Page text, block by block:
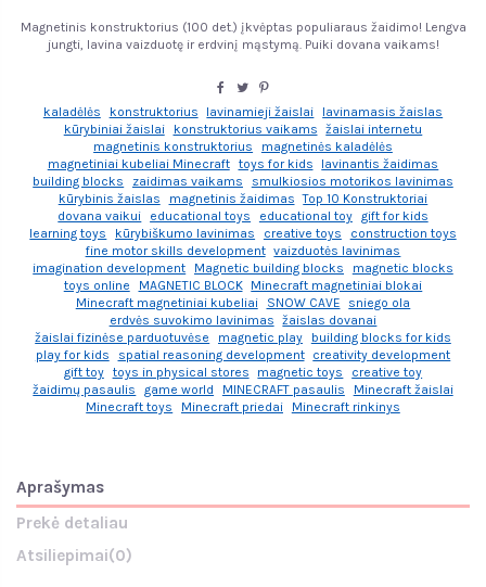
Magnetinis konstruktorius (100 det.) įkvėptas populiaraus žaidimo! Lengva
jungti, lavina vaizduotę ir erdvinį mąstymą. Puiki dovana vaikams!
kaladėlės konstruktorius lavinamieji žaislai
lavinamasis žaislas
kūrybiniai žaislai
konstruktorius vaikams žaislai internetu
magnetinis konstruktorius
magnetinės kaladėlės
magnetiniai kubeliai Minecraft toys for kids
lavinantis žaidimas
building blocks
zaidimas vaikams
smulkiosios motorikos lavinimas
kūrybinis žaislas
magnetinis žaidimas Top 10 Konstruktoriai
dovana vaikui
educational toys educational toy gift for kids
learning toys
kūrybiškumo lavinimas creative toys
construction toys
fine motor skills development vaizduotės lavinimas
imagination development
Magnetic building blocks
magnetic blocks
toys online
MAGNETIC BLOCK
Minecraft magnetiniai blokai
Minecraft magnetiniai kubeliai
SNOW CAVE
sniego ola
erdvės suvokimo lavinimas žaislas dovanai
žaislai fizinėse parduotuvėse
magnetic play
building blocks for kids
play for kids
spatial reasoning development
creativity development
gift toy toys in physical stores magnetic toys
creative toy
žaidimų pasaulis
game world MINECRAFT pasaulis
Minecraft žaislai
Minecraft toys
Minecraft priedai Minecraft rinkinys
Aprašymas
Prekė detaliau
Atsiliepimai(0)